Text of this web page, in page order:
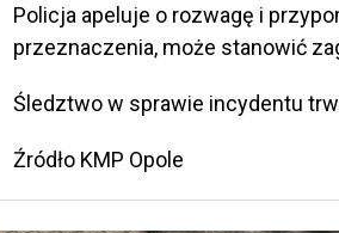
Policja apeluje o rozwagę i
przeznaczenia, może stanowić
Śledztwo w sprawie incydentu
Źródło KMP Opole